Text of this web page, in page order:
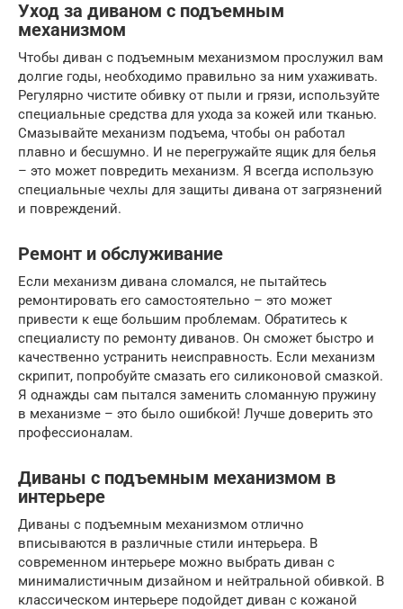
Уход за диваном с подъемным
механизмом
Чтобы диван с подъемным механизмом прослужил вам
долгие годы, необходимо правильно за ним ухаживать.
Регулярно чистите обивку от пыли и грязи, используйте
специальные средства для ухода за кожей или тканью.
Смазывайте механизм подъема, чтобы он работал
плавно и бесшумно. И не перегружайте ящик для белья
– это может повредить механизм. Я всегда использую
специальные чехлы для защиты дивана от загрязнений
и повреждений.
Ремонт и обслуживание
Если механизм дивана сломался, не пытайтесь
ремонтировать его самостоятельно – это может
привести к еще большим проблемам. Обратитесь к
специалисту по ремонту диванов. Он сможет быстро и
качественно устранить неисправность. Если механизм
скрипит, попробуйте смазать его силиконовой смазкой.
Я однажды сам пытался заменить сломанную пружину
в механизме – это было ошибкой! Лучше доверить это
профессионалам.
Диваны с подъемным механизмом в
интерьере
Диваны с подъемным механизмом отлично
вписываются в различные стили интерьера. В
современном интерьере можно выбрать диван с
минималистичным дизайном и нейтральной обивкой. В
классическом интерьере подойдет диван с кожаной